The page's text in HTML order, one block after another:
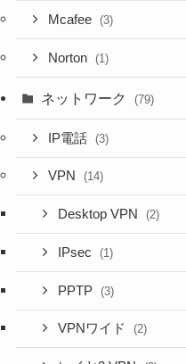
Mcafee (3)
Norton (1)
ネットワーク (79)
IP電話 (3)
VPN (14)
Desktop VPN (2)
IPsec (1)
PPTP (3)
VPNワイド (2)